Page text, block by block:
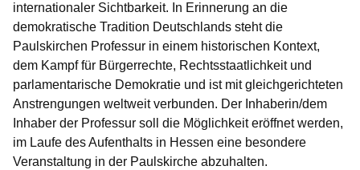
internationaler Sichtbarkeit. In Erinnerung an die
demokratische Tradition Deutschlands steht die
Paulskirchen Professur in einem historischen Kontext,
dem Kampf für Bürgerrechte, Rechtsstaatlichkeit und
parlamentarische Demokratie und ist mit gleichgerichteten
Anstrengungen weltweit verbunden. Der Inhaberin/dem
Inhaber der Professur soll die Möglichkeit eröffnet werden,
im Laufe des Aufenthalts in Hessen eine besondere
Veranstaltung in der Paulskirche abzuhalten.